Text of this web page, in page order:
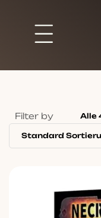
Filter by Alle
Standard